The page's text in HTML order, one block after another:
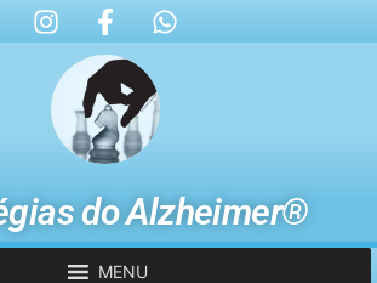
do Alzheimer®
MENU